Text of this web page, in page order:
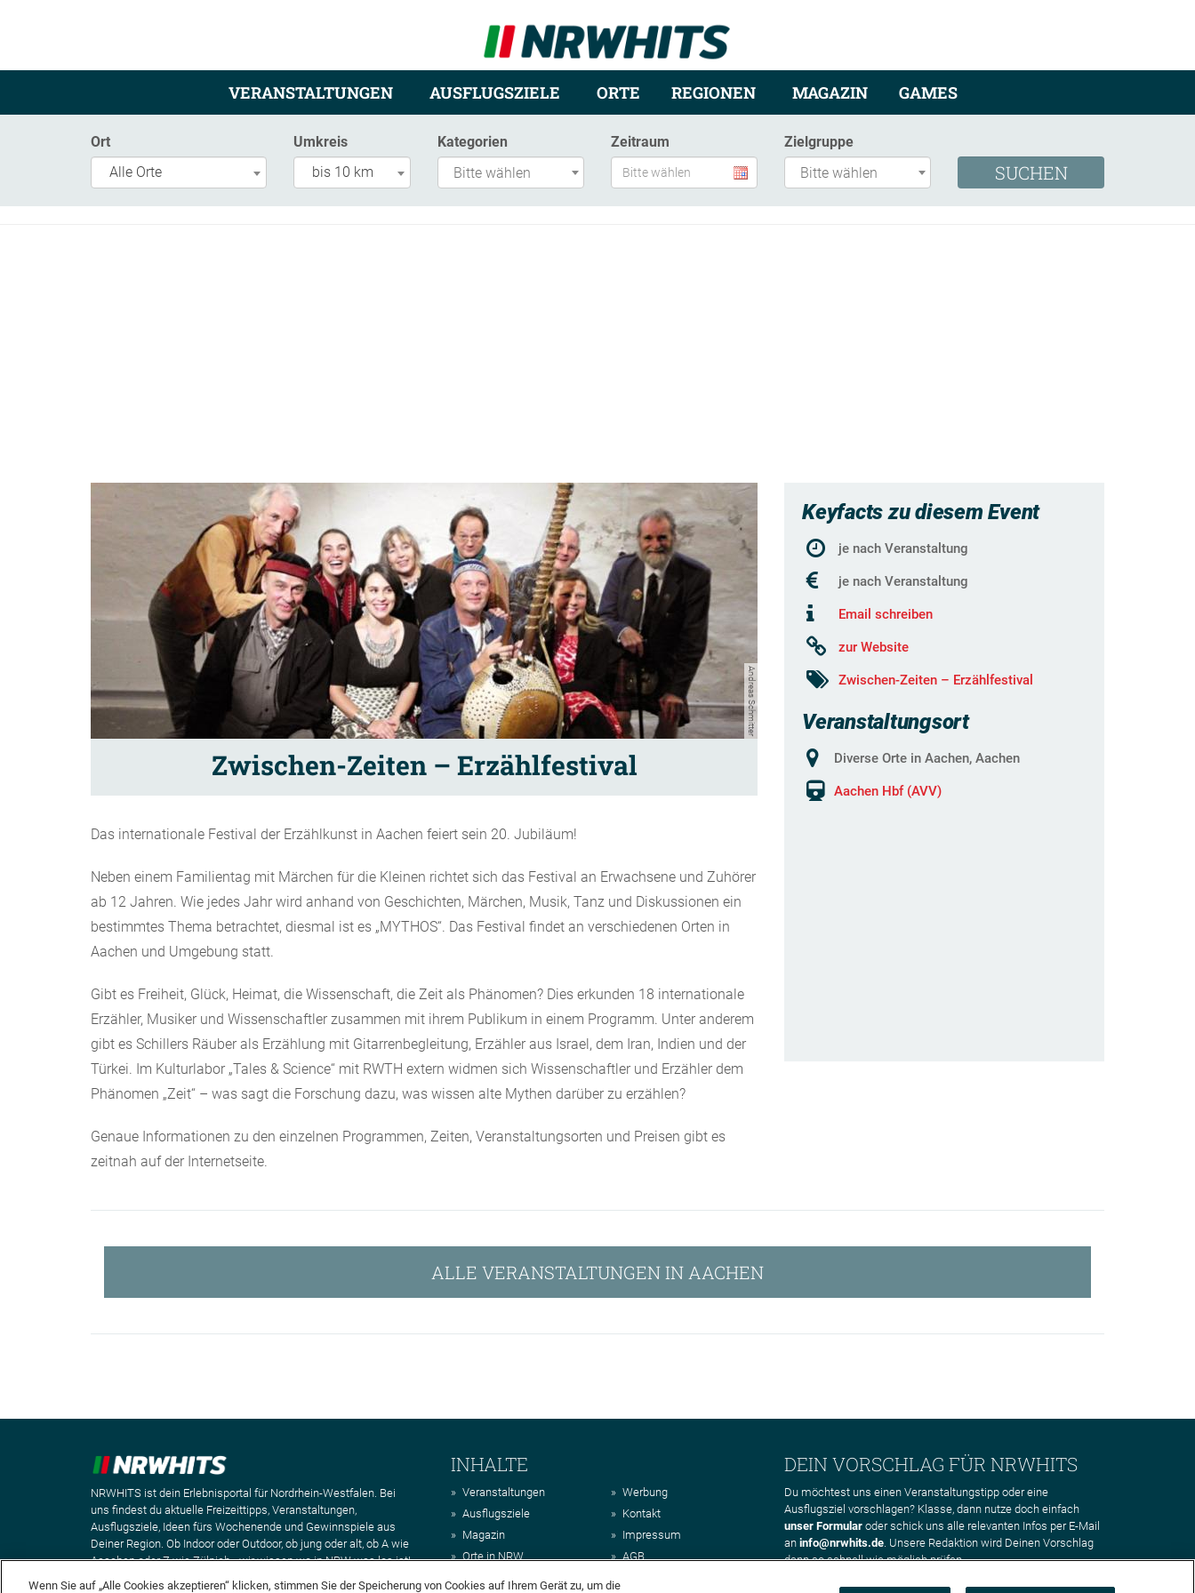
VERANSTALTUNGEN AUSFLUGSZIELE ORTE REGIONEN MAGAZIN GAMES
Ort
Alle Orte
Umkreis
bis 10 km
Kategorien Zeitraum Zielgruppe
Andreas Schmitter
Zwischen-Zeiten – Erzählfestival
Das internationale Festival der Erzählkunst in Aachen feiert sein 20. Jubiläum!
Neben einem Familientag mit Märchen für die Kleinen richtet sich das Festival an Erwachsene und Zuhörer
ab 12 Jahren. Wie jedes Jahr wird anhand von Geschichten, Märchen, Musik, Tanz und Diskussionen ein
bestimmtes Thema betrachtet, diesmal ist es „MYTHOS“. Das Festival findet an verschiedenen Orten in
Aachen und Umgebung statt.
Gibt es Freiheit, Glück, Heimat, die Wissenschaft, die Zeit als Phänomen? Dies erkunden 18 internationale
Erzähler, Musiker und Wissenschaftler zusammen mit ihrem Publikum in einem Programm. Unter anderem
gibt es Schillers Räuber als Erzählung mit Gitarrenbegleitung, Erzähler aus Israel, dem Iran, Indien und der
Türkei. Im Kulturlabor „Tales & Science“ mit RWTH extern widmen sich Wissenschaftler und Erzähler dem
Phänomen „Zeit“ – was sagt die Forschung dazu, was wissen alte Mythen darüber zu erzählen?
Genaue Informationen zu den einzelnen Programmen, Zeiten, Veranstaltungsorten und Preisen gibt es
zeitnah auf der Internetseite.
Keyfacts zu diesem Event
je nach Veranstaltung
je nach Veranstaltung
Email schreiben
zur Website
Zwischen-Zeiten – Erzählfestival
Veranstaltungsort
Diverse Orte in Aachen, Aachen
Aachen Hbf (AVV)
ALLE VERANSTALTUNGEN IN AACHEN
NRWHITS ist dein Erlebnisportal für Nordrhein-Westfalen. Bei
uns findest du aktuelle Freizeittipps, Veranstaltungen,
Ausflugsziele, Ideen fürs Wochenende und Gewinnspiele aus
Deiner Region. Ob Indoor oder Outdoor, ob jung oder alt, ob A wie
Aaachen oder Z wie Zülpich - wir wissen wo in NRW was los ist!
INHALTE
Veranstaltungen
Ausflugsziele
Magazin
Orte in NRW
Regionen in NRW
Werbung
Kontakt
Impressum
AGB
DEIN VORSCHLAG FÜR NRWHITS
Du möchtest uns einen Veranstaltungstipp oder eine
Ausflugsziel vorschlagen? Klasse, dann nutze doch einfach
unser Formular oder schick uns alle relevanten Infos per E-Mail
an info@nrwhits.de. Unsere Redaktion wird Deinen Vorschlag
dann so schnell wie möglich prüfen.
Wenn Sie auf „Alle Cookies akzeptieren“ klicken, stimmen Sie der Speicherung von Cookies auf Ihrem Gerät zu, um die